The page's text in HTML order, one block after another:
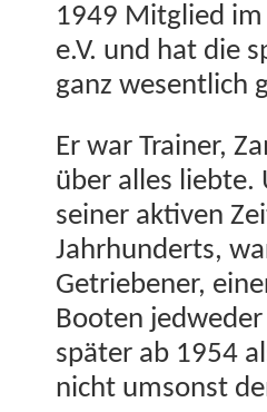
1949 Mit­glied im
e.V. und hat die
ganz wesentlich
Er war Train­er,
über alles liebte.
sein­er aktiv­en
Jahrhun­derts,
Getrieben­er,
Booten
später ab 1954
nicht umson­st